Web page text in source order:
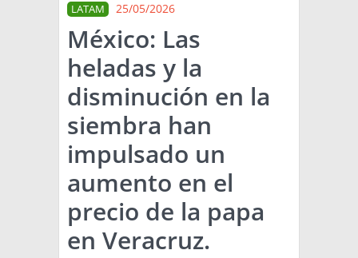
MERCADOS
NOTICIAS
EN ESPAÑOL
OTROS IDIOMAS
CLIMA
PRONÓSTICO
LLUVIAS
ARGENTINA
EL MUNDO
TÉCNICA
PRODUCCION
CLASIFICADOS
LATAM 25/05/2026
México: Las
heladas y la
disminución en la
siembra han
impulsado un
aumento en el
precio de la papa
en Veracruz.